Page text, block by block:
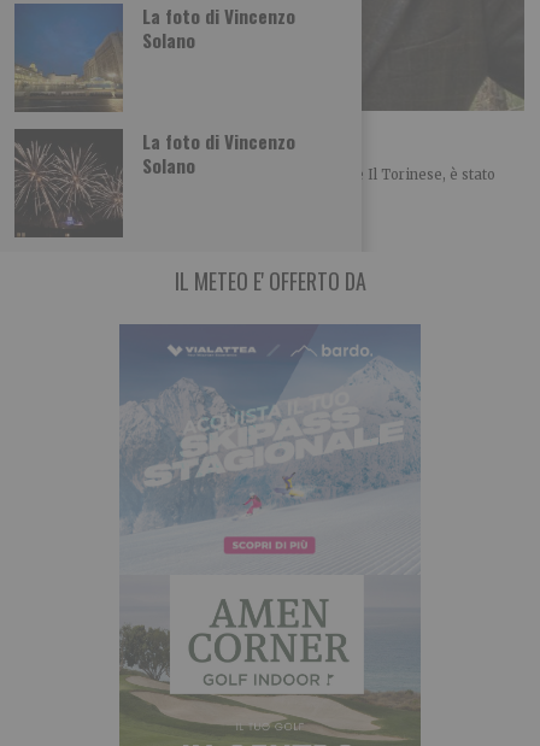
La foto di Vincenzo
Solano
La foto di Vincenzo
Solano
De Marchi tra i 50 di Radio Cortina
Il giornalista Gianluigi De Marchi, collaboratore de Il Torinese, è stato
inserito nell’elenco dei 50 personaggi
IL METEO E' OFFERTO DA